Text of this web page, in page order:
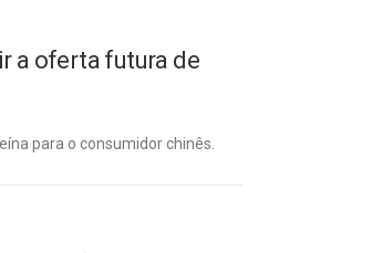
a oferta futura de
para o consumidor chinês.